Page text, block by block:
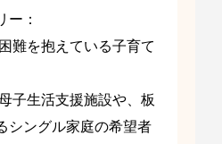
ー：
難を抱えている子育て
子生活支援施設や、板
シングル家庭の希望者